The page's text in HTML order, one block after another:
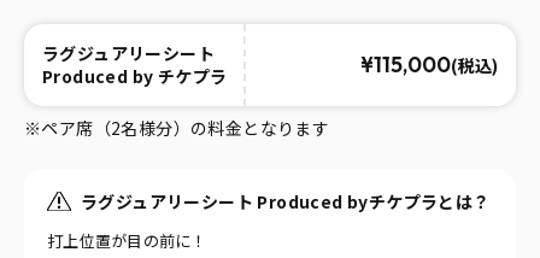
ラグジュアリーシート
Produced by チケプラ
¥115,000(税込)
※ペア席（2名様分）の料金となります
ラグジュアリーシート Produced byチケプラとは？
打上位置が目の前に！